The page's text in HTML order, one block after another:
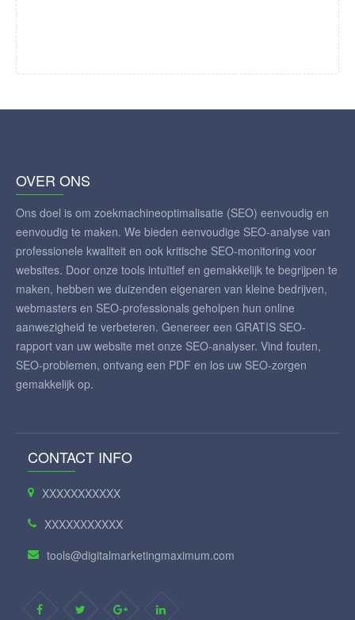
OVER ONS
Ons doel is om zoekmachineoptimalisatie (SEO) eenvoudig en
eenvoudig te maken. We bieden eenvoudige SEO-analyse van
professionele kwaliteit en ook kritische SEO-monitoring voor
websites. Door onze tools intuïtief en gemakkelijk te begrijpen te
maken, hebben we duizenden eigenaren van kleine bedrijven,
webmasters en SEO-professionals geholpen hun online
aanwezigheid te verbeteren. Genereer een GRATIS SEO-
rapport van uw website met onze SEO-analyser. Vind fouten,
SEO-problemen, ontvang een PDF en los uw SEO-zorgen
gemakkelijk op.
CONTACT INFO
XXXXXXXXXXX
XXXXXXXXXXX
tools@digitalmarketingmaximum.com